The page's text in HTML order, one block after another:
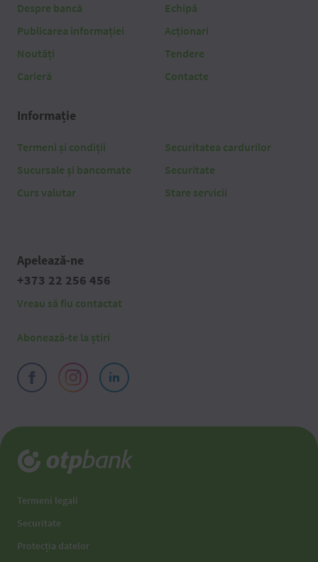
Despre bancă
Publicarea informației
Noutăți
Carieră
Echipă
Acționari
Tendere
Contacte
Informație
Termeni și condiții
Sucursale și bancomate
Curs valutar
Securitatea cardurilor
Securitate
Stare servicii
Apelează-ne
+373 22 256 456
Vreau să fiu contactat
Abonează-te la știri
Termeni legali
Securitate
Protecția datelor